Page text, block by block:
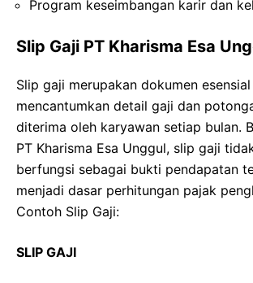
Program keseimbangan karir dan
Slip Gaji PT Kharisma Esa
Slip gaji merupakan dokumen
mencantumkan detail gaji dan
diterima oleh karyawan setiap bulan.
PT Kharisma Esa Unggul, slip gaji
berfungsi sebagai bukti pendapatan
menjadi dasar perhitungan pajak
Contoh Slip Gaji:
SLIP GAJI